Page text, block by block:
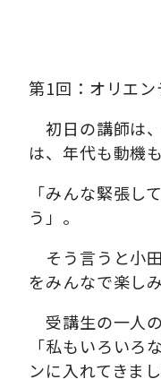
第1回：オリエン
初日の講師は
は、年代も動機
「みんな緊張
う」。
そう言うと小
をみんなで楽し
受講生の一人
「私もいろい
ンに入れてきまし